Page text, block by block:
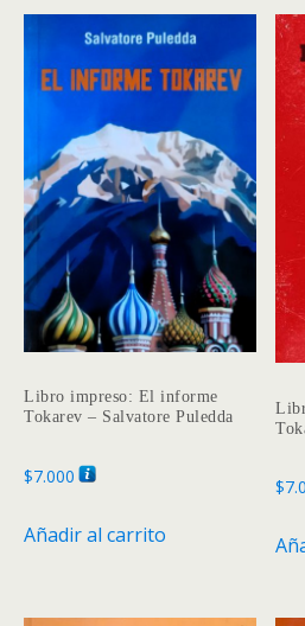
hasta
$7.500
múltiples
variantes.
Las
opciones
se
pueden
elegir
en
la
página
de
producto
Libro impreso: El informe
Tokarev – Salvatore Puledda
$7.000
Añadir al carrito
$